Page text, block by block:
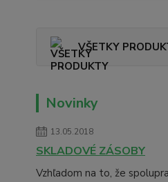
VŠETKY
Novinky
13.05.2018
SKLADOVÉ ZÁSOBY
Vzhľadom na to, že